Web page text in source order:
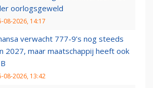
oorlogsgeweld
08-2026, 14:17
verwacht 777-9’s nog steeds
2027, maar maatschappij heeft ook
08-2026, 13:42